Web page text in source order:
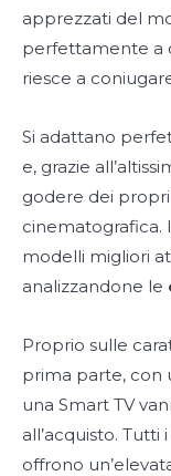
apprezzati del
perfettamente a
riesce a
Si adattano
e, grazie
godere dei
cinematografica.
modelli migliori
analizzandone le
Proprio sulle
prima parte, con
una Smart TV
all’acquisto.
offrono